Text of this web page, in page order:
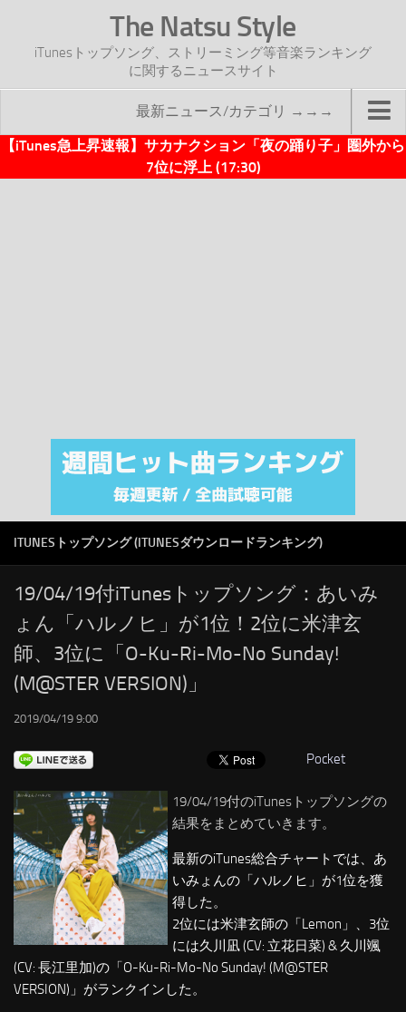
The Natsu Style
iTunesトップソング、ストリーミング等音楽ランキング
に関するニュースサイト
最新ニュース/カテゴリ →→→
TOP
注目カテゴリ
オリジナルiTunes週間トップソング
RSS
LINKS
【iTunes急上昇速報】サカナクション「夜の踊り子」圏外から
7位に浮上 (17:30)
ITUNESトップソング (ITUNESダウンロードランキング)
19/04/19付iTunesトップソング：あいみ
ょん「ハルノヒ」が1位！2位に米津玄
師、3位に「O-Ku-Ri-Mo-No Sunday!
(M@STER VERSION)」
2019/04/19 9:00
Pocket
19/04/19付のiTunesトップソングの
結果をまとめていきます。
最新のiTunes総合チャートでは、あ
いみょんの「ハルノヒ」が1位を獲
得した。
2位には米津玄師の「Lemon」、3位
には久川凪 (CV: 立花日菜) & 久川颯
(CV: 長江里加)の「O-Ku-Ri-Mo-No Sunday! (M@STER
VERSION)」がランクインした。